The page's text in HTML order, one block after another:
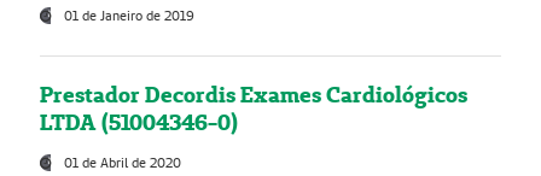
01 de Janeiro de 2019
Prestador Decordis Exames Cardiológicos
LTDA (51004346-0)
01 de Abril de 2020